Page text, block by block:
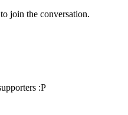
to join the conversation.
:P